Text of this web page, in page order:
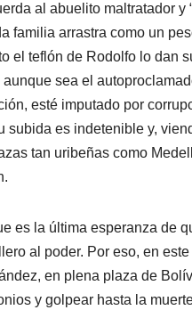
al abuelito maltratador y
familia arrastra como un
el teflón de Rodolfo lo dan
aunque sea el
esté imputado por
subida es indetenible y,
tan uribeñas como
es la última esperanza de
al poder. Por eso, en
en plena plaza de
y golpear hasta la